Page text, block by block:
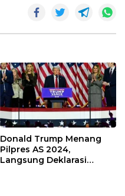
Donald Trump Menang
Pilpres AS 2024,
Langsung Deklarasi